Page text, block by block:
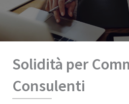
Solidità per
Consulenti